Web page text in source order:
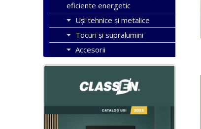
eficiente energetic
Uși tehnice și metalice
Tocuri şi supralumini
Accesorii